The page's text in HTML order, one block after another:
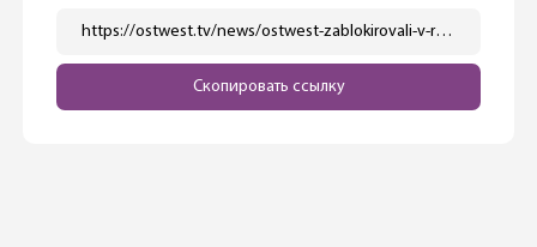
https://ostwest.tv/news/ostwest-zablokirovali-v-rossii/
Скопировать ссылку